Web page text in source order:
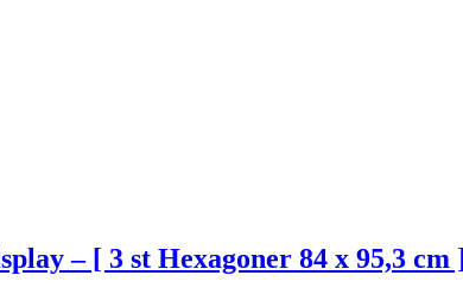
– [ 3 st Hexagoner 84 x 95,3 cm ]